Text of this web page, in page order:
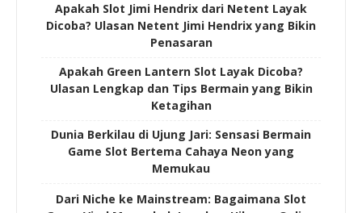
Apakah Slot Jimi Hendrix dari Netent Layak
Dicoba? Ulasan Netent Jimi Hendrix yang Bikin
Penasaran
Apakah Green Lantern Slot Layak Dicoba?
Ulasan Lengkap dan Tips Bermain yang Bikin
Ketagihan
Dunia Berkilau di Ujung Jari: Sensasi Bermain
Game Slot Bertema Cahaya Neon yang
Memukau
Dari Niche ke Mainstream: Bagaimana Slot